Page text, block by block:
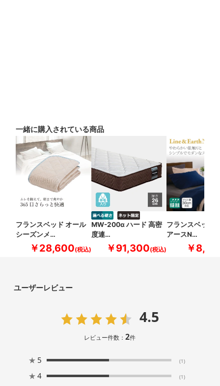
一緒に購入されている商品
フランスベッド オール
シーズンメ…
￥28,600
MW-200α ハード 高密
度連…
￥91,300
フランスベッド
アースN…
￥
ユーザーレビュー
4.5
レビュー件数：2件
★ 5 (1)
★ 4 (1)